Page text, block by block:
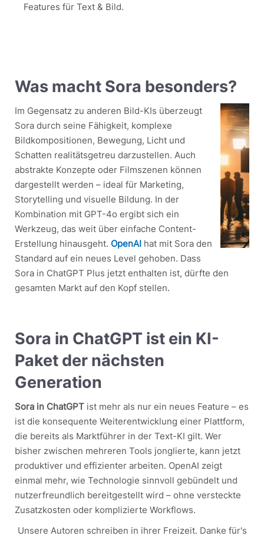
Features für Text & Bild.
Was macht Sora besonders?
Im Gegensatz zu anderen Bild-KIs überzeugt
Sora durch seine Fähigkeit, komplexe
Bildkompositionen, Bewegung, Licht und
Schatten realitätsgetreu darzustellen. Auch
abstrakte Konzepte oder Filmszenen können
dargestellt werden – ideal für Marketing,
Storytelling und visuelle Bildung. In der
Kombination mit GPT-4o ergibt sich ein
Werkzeug, das weit über einfache Content-
Erstellung hinausgeht. OpenAIhat mit Sora den
Standard auf ein neues Level gehoben. Dass
Sora in ChatGPT Plus jetzt enthalten ist, dürfte den
gesamten Markt auf den Kopf stellen.
Sora in ChatGPT ist ein KI-
Paket der nächsten
Generation
Sora in ChatGPTist mehr als nur ein neues Feature – es
ist die konsequente Weiterentwicklung einer Plattform,
die bereits als Marktführer in der Text-KI gilt. Wer
bisher zwischen mehreren Tools jonglierte, kann jetzt
produktiver und effizienter arbeiten. OpenAI zeigt
einmal mehr, wie Technologie sinnvoll gebündelt und
nutzerfreundlich bereitgestellt wird – ohne versteckte
Zusatzkosten oder komplizierte Workflows.
Unsere Autoren schreiben in ihrer Freizeit. Danke für's